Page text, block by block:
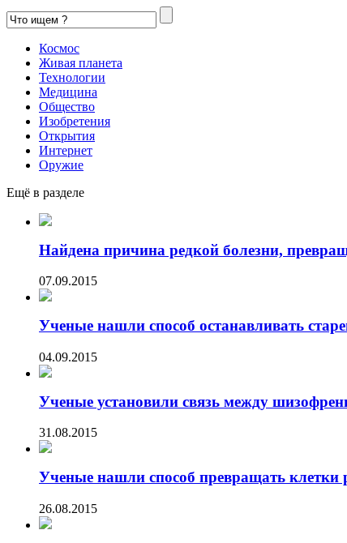
Космос
Живая планета
Технологии
Медицина
Общество
Изобретения
Открытия
Интернет
Оружие
Ещё в разделе
Найдена причина редкой болезни,
07.09.2015
Ученые нашли способ останавливать
04.09.2015
Ученые установили связь между
31.08.2015
Ученые нашли способ превращать клетки
26.08.2015